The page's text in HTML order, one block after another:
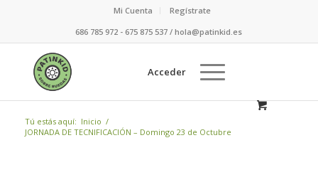
Mi Cuenta
Regístrate
686 785 972 - 675 875 537 / hola@patinkid.es
Acceder
Tú estás aquí: Inicio /
JORNADA DE TECNIFICACIÓN – Domingo 23 de Octubre